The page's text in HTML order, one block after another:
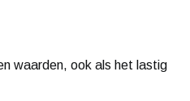
waarden, ook als het lastig